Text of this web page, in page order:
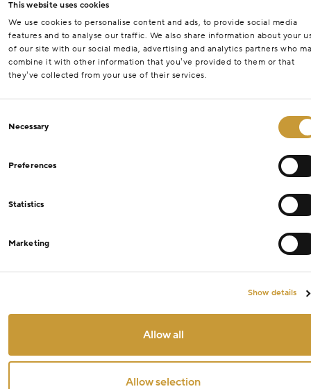
This website uses cookies
We use cookies to personalise content and ads, to provide social media
features and to analyse our traffic. We also share information about your
of our site with our social media, advertising and analytics partners who
combine it with other information that you’ve provided to them or that
they’ve collected from your use of their services.
Selection
Necessary
Preferences
Statistics
Marketing
Show details
Allow all
Allow selection